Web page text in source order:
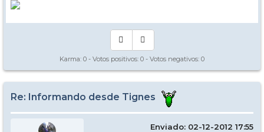
Karma: 0 - Votos positivos: 0 - Votos negativos: 0
Re: Informando desde Tignes
Enviado: 02-12-2012 17:55